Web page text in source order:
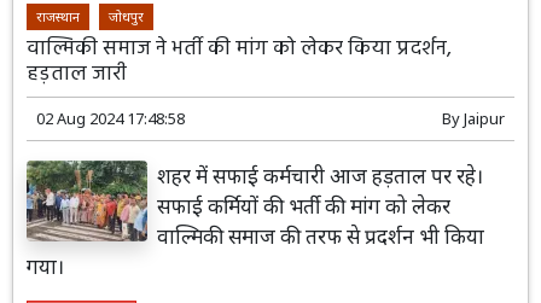
राजस्थान जोधपुर
वाल्मिकी समाज ने भर्ती की मांग को लेकर किया प्रदर्शन,
हड़ताल जारी
02 Aug 2024 17:48:58 ByJaipur
शहर में सफाई कर्मचारी आज हड़ताल पर रहे।
सफाई कर्मियों की भर्ती की मांग को लेकर
वाल्मिकी समाज की तरफ से प्रदर्शन भी किया
गया।